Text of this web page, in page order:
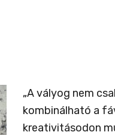
„A vályog nem
kombinálható a
kreativitásodon